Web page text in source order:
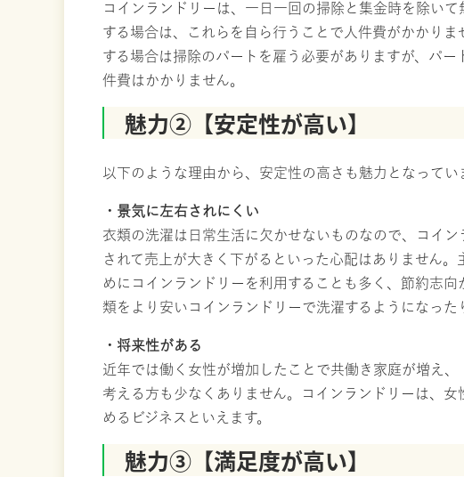
コインランドリーは、一日一回の掃除と集金時を除い
する場合は、これらを自ら行うことで人件費がかかり
する場合は掃除のパートを雇う必要がありますが、パ
件費はかかりません。
魅力②【安定性が高い】
以下のような理由から、安定性の高さも魅力となってい
・景気に左右されにくい
衣類の洗濯は日常生活に欠かせないものなので、コイ
されて売上が大きく下がるといった心配はありません
めにコインランドリーを利用することも多く、節約志
類をより安いコインランドリーで洗濯するようになった
・将来性がある
近年では働く女性が増加したことで共働き家庭が増え
考える方も少なくありません。コインランドリーは、
めるビジネスといえます。
魅力③【満足度が高い】